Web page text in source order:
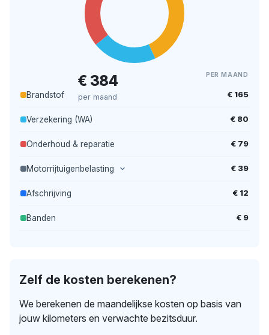
€ 384
per maand
PER MAAND
Brandstof € 165
Verzekering (WA) € 80
Onderhoud & reparatie € 79
Motorrijtuigenbelasting € 39
Afschrijving € 12
Banden € 9
Zelf de kosten berekenen?
We berekenen de maandelijkse kosten op basis van
jouw kilometers en verwachte bezitsduur.